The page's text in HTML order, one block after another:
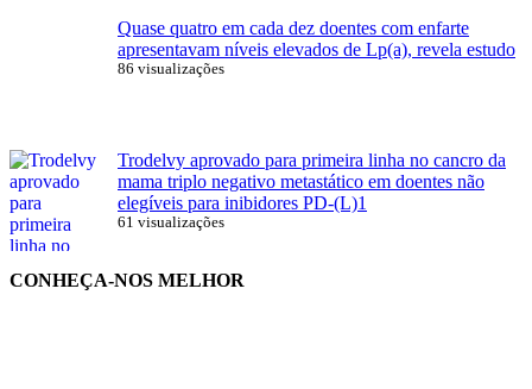
Quase quatro em cada dez doentes com enfarte
apresentavam níveis elevados de Lp(a), revela estudo
86 visualizações
Trodelvy aprovado para primeira linha no cancro da
mama triplo negativo metastático em doentes não
elegíveis para inibidores PD-(L)1
61 visualizações
CONHEÇA-NOS MELHOR